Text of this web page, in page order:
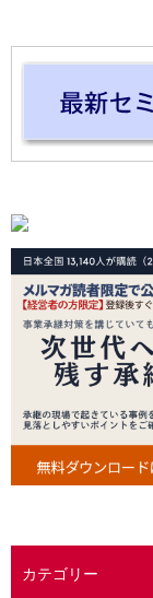
カテゴリー